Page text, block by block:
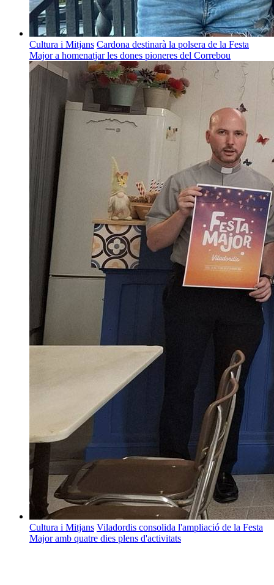
Cultura i Mitjans Cardona destinarà la polsera de la Festa
Major a homenatjar les dones pioneres del Correbou
Cultura i Mitjans Viladordis consolida l'ampliació de la Festa
Major amb quatre dies plens d'activitats